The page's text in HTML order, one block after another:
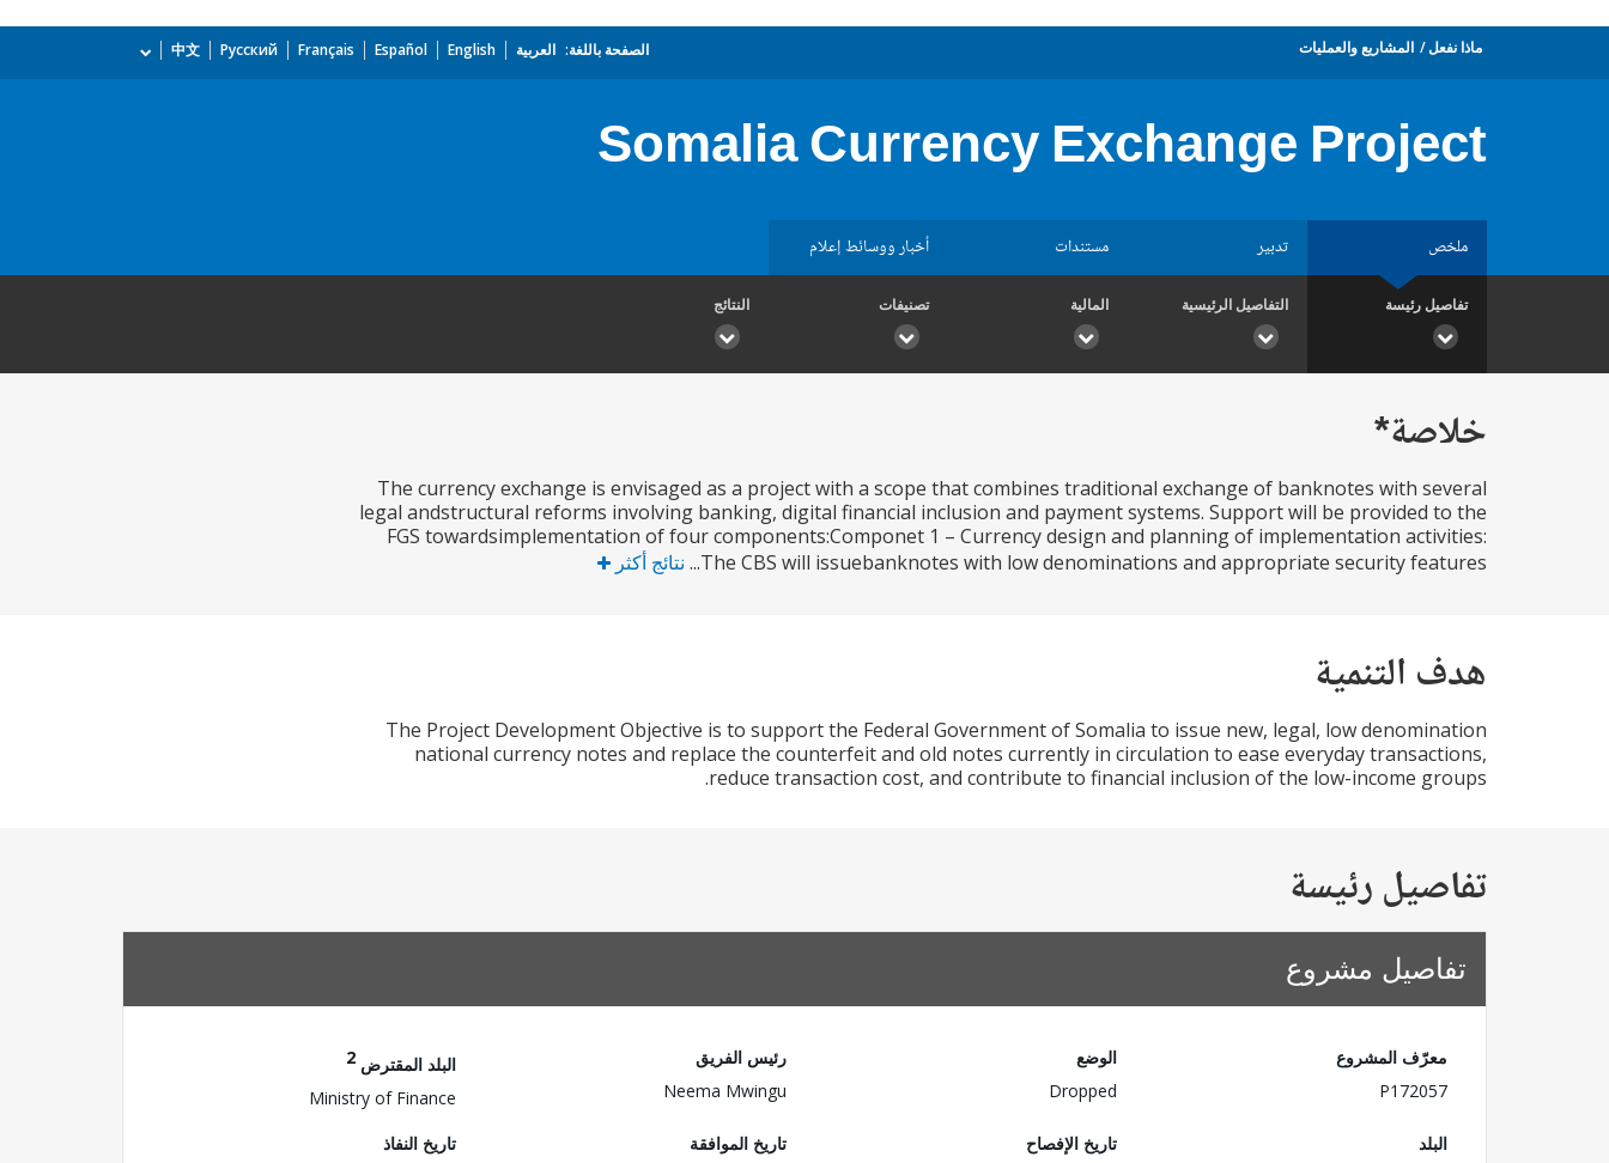
ماذا نفعل المشاريع والعمليات الصفحة باللغة: العربية English
Español
Français
Русский
中文
Somalia Currency Exchange Project
ملخص تدبير مستندات أخبار ووسائط إعلام
تفاصيل رئيسة التفاصيل الرئيسية المالية تصنيفات النتائج
خلاصة*
The currency exchange is envisaged as a project with a scope that combines traditional exchange of banknotes with several
legal andstructural reforms involving banking, digital financial inclusion and payment systems. Support will be provided to the
FGS towardsimplementation of four components:Componet 1 – Currency design and planning of implementation activities:
The CBS will issuebanknotes with low denominations and appropriate security features...
نتائج أكثر
هدف التنمية
The Project Development Objective is to support the Federal Government of Somalia to issue new, legal, low denomination
national currency notes and replace the counterfeit and old notes currently in circulation to ease everyday transactions,
reduce transaction cost, and contribute to financial inclusion of the low-income groups.
تفاصيل رئيسة
تفاصيل مشروع
معرّف المشروع
P172057
الوضع
Dropped
رئيس الفريق
Neema Mwingu
البلد المقترض 2
Ministry of Finance
البلد
تاريخ الإفصاح
تاريخ الموافقة
تاريخ النفاذ